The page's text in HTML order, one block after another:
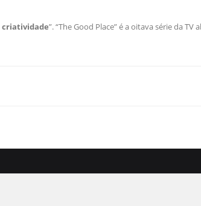
criatividade”. “The Good Place” é a oitava série da TV